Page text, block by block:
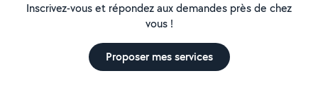
Inscrivez-vous et répondez aux demandes près de chez
vous !
Proposer mes services